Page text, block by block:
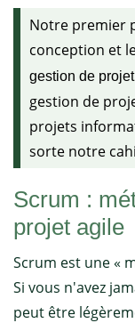
Notre premier
conception et
gestion de
gestion de
projets
sorte notre
Scrum :
projet agile
Scrum est une «
Si vous n'avez
peut être